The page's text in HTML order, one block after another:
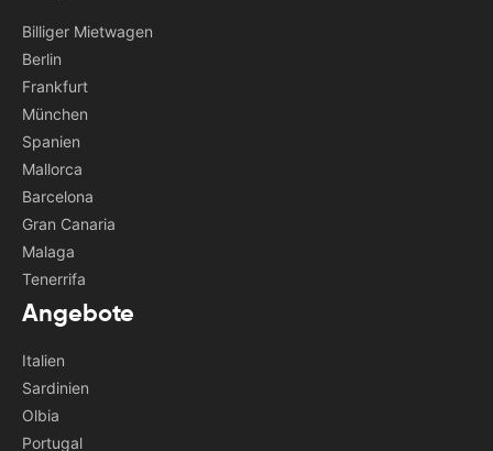
Billiger Mietwagen
Berlin
Frankfurt
München
Spanien
Mallorca
Barcelona
Gran Canaria
Malaga
Tenerrifa
Angebote
Italien
Sardinien
Olbia
Portugal